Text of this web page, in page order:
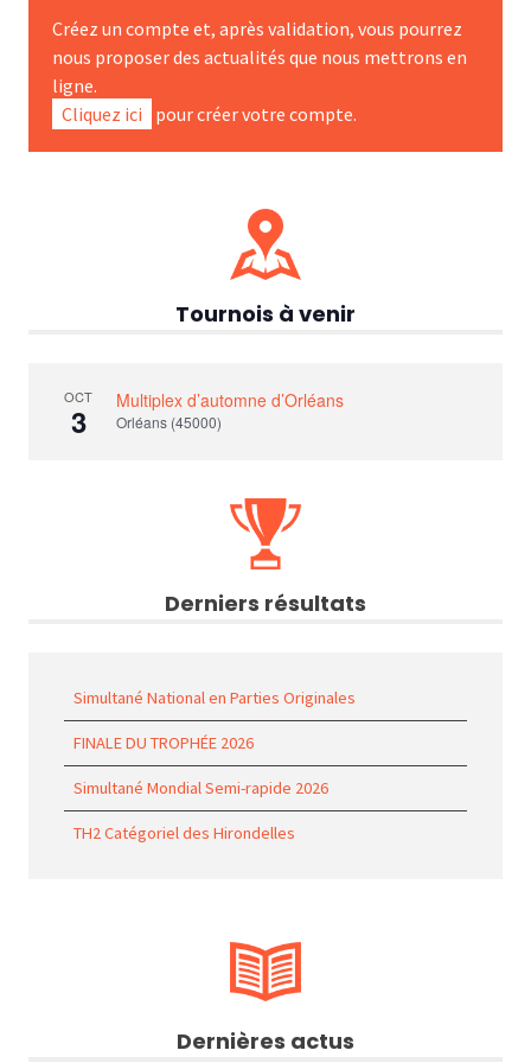
Créez un compte et, après validation, vous pourrez
nous proposer des actualités que nous mettrons en
ligne.
Cliquez ici
pour créer votre compte.
Tournois à venir
OCT
3
Multiplex d’automne d’Orléans
Orléans (45000)
Derniers résultats
Simultané National en Parties Originales
FINALE DU TROPHÉE 2026
Simultané Mondial Semi-rapide 2026
TH2 Catégoriel des Hirondelles
Dernières actus